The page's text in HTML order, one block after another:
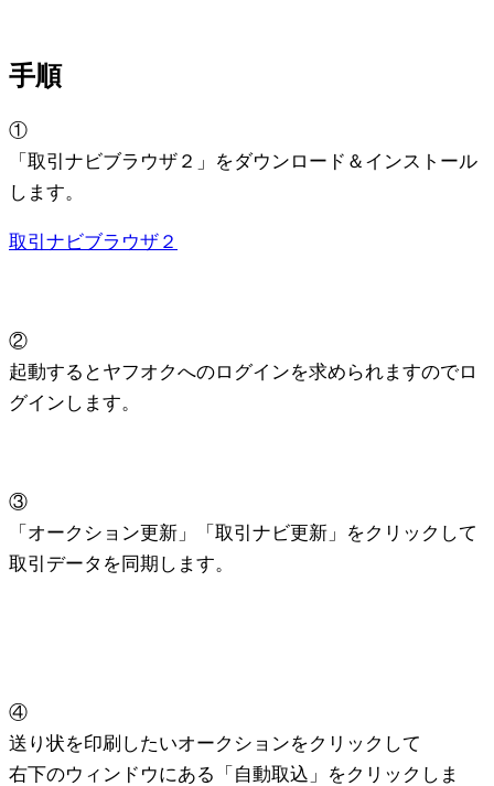
手順
①
「取引ナビブラウザ２」をダウンロード＆インストール
します。
取引ナビブラウザ２
②
起動するとヤフオクへのログインを求められますのでロ
グインします。
③
「オークション更新」「取引ナビ更新」をクリックして
取引データを同期します。
④
送り状を印刷したいオークションをクリックして
右下のウィンドウにある「自動取込」をクリックしま